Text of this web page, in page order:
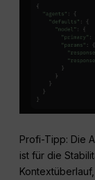
Profi-Tipp: Die
ist für die